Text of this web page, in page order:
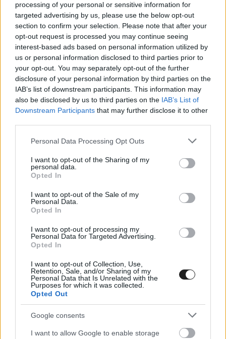
processing of your personal or sensitive information for
targeted advertising by us, please use the below opt-out
section to confirm your selection. Please note that after your
opt-out request is processed you may continue seeing
interest-based ads based on personal information utilized by
us or personal information disclosed to third parties prior to
your opt-out. You may separately opt-out of the further
disclosure of your personal information by third parties on the
IAB’s list of downstream participants. This information may
also be disclosed by us to third parties on the IAB’s List of
Downstream Participants that may further disclose it to other
Please note that this website/app uses one or more Google
not limited to your visit or usage behaviour. You may click to
grant or deny consent to Google and its third-party tags to
use your data for below specified purposes in below Google
consent section.
Personal Data Processing Opt Outs
I want to opt-out of the Sharing of my
personal data.
Opted In
I want to opt-out of the Sale of my
Personal Data.
Opted In
I want to opt-out of processing my
Personal Data for Targeted Advertising.
Opted In
I want to opt-out of Collection, Use,
Retention, Sale, and/or Sharing of my
Personal Data that Is Unrelated with the
Purposes for which it was collected.
Opted Out
Google consents
I want to allow Google to enable storage
Az időjárás az előrejelzések alapján távolról sem
lesz ideális a motorversenyzéshez. A levegő
hőmérséklete várhatóan végig 20 fok alatt
marad, vasárnap ráadásul a 10-hez lesz
közelebb. Ha pedig ez nem lenne elég, a tavalyi
évhez hasonlóan az eső idén is beleszólhat a
vasárnap van esély.
És ha már a 2025-ös alkalomról van szó, Bulega
az akkori első versenyen aratta eddigi egyetlen
asseni győzelmét. A hétvége azonban
összességében maga volt a rémálom az olasz
pilóta számára, hiszen vasárnap mindkét
viadalon az élről esett ki technikai hiba miatt.
Most viszont feledtetheti az akkori keserűséget,